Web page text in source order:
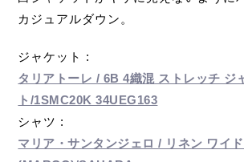
カジュアルダウン。
ジャケット :
タリアトーレ / 6B 4織混 ストレッチ ジ
ト/1SMC20K 34UEG163
シャツ :
マリア・サンタンジェロ / リネン ワイ